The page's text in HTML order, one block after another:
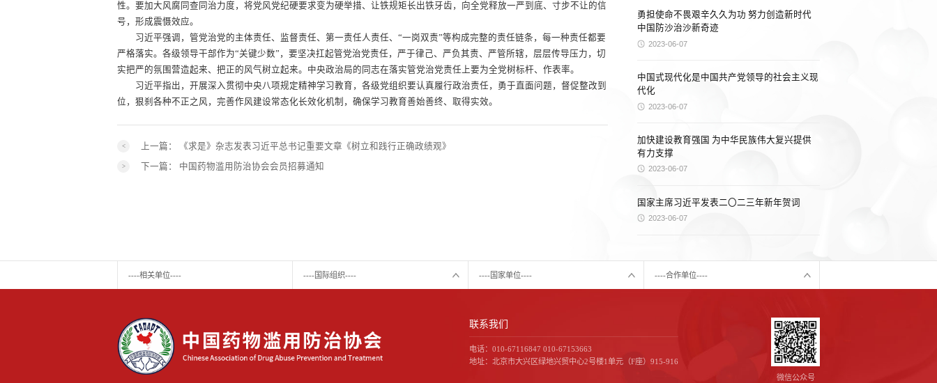
性。要加大风腐同查同治力度，将党风党纪硬要求变为硬举措、让铁规矩长出铁牙齿，向全党释放一严到底、寸步不让的信
号，形成震慑效应。
习近平强调，管党治党的主体责任、监督责任、第一责任人责任、“一岗双责”等构成完整的责任链条，每一种责任都要
严格落实。各级领导干部作为“关键少数”，要坚决扛起管党治党责任，严于律己、严负其责、严管所辖，层层传导压力，切
实把严的氛围营造起来、把正的风气树立起来。中央政治局的同志在落实管党治党责任上要为全党树标杆、作表率。
习近平指出，开展深入贯彻中央八项规定精神学习教育，各级党组织要认真履行政治责任，勇于直面问题，督促整改到
位，狠刹各种不正之风，完善作风建设常态化长效化机制，确保学习教育善始善终、取得实效。
上一篇： 《求是》杂志发表习近平总书记重要文章《树立和践行正确政绩观》
下一篇： 中国药物滥用防治协会会员招募通知
勇担使命不畏艰辛久久为功 努力创造新时代
中国防沙治沙新奇迹
2023-06-07
中国式现代化是中国共产党领导的社会主义现
代化
2023-06-07
加快建设教育强国 为中华民族伟大复兴提供
有力支撑
2023-06-07
国家主席习近平发表二〇二三年新年贺词
2023-06-07
----相关单位---- ----国际组织---- ----国家单位---- ----合作单位----
联系我们
电话：010-67116847 010-67153663
地址：北京市大兴区绿地兴贸中心2号楼1单元（F座）915-916
微信公众号